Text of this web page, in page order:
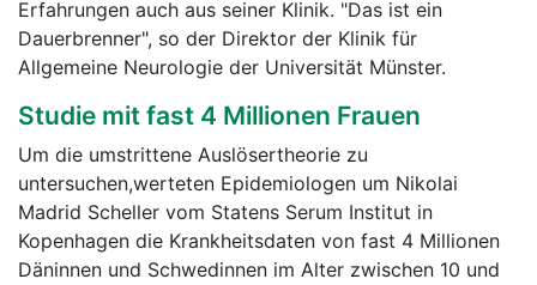
Erfahrungen auch aus seiner Klinik. "Das ist ein
Dauerbrenner", so der Direktor der Klinik für
Allgemeine Neurologie der Universität Münster.
Studie mit fast 4 Millionen Frauen
Um die umstrittene Auslösertheorie zu
untersuchen,werteten Epidemiologen um Nikolai
Madrid Scheller vom Statens Serum Institut in
Kopenhagen die Krankheitsdaten von fast 4 Millionen
Däninnen und Schwedinnen im Alter zwischen 10 und